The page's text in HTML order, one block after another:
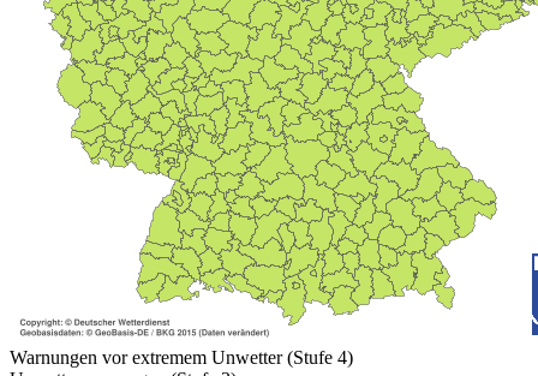
Warnungen vor extremem Unwetter (Stufe 4)